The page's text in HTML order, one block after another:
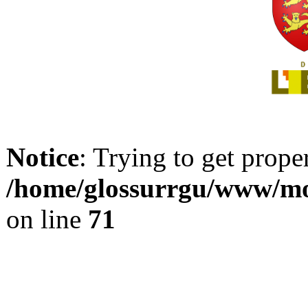
Notice: Trying to get
/home/glossurrgu/www/
on line 71